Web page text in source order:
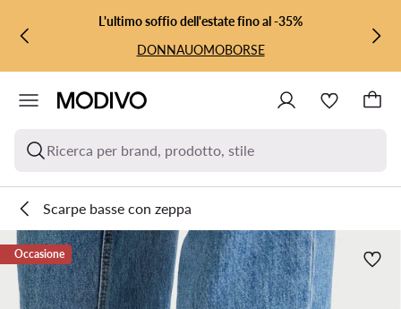
VAI AL CONTENUTO PRINCIPALE
VAI ALLA RICERCAL'ultimo soffio dell'estate fino al -35%
DONNAUOMOBORSE
Ricerca per brand, prodotto, stile
Scarpe basse con zeppa
Occasione